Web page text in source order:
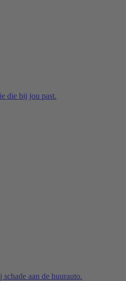
die bij jou past.
aan de huurauto.